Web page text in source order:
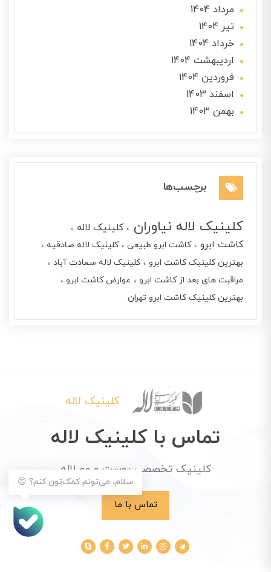
مرداد 1404
تير 1404
خرداد 1404
ارديبهشت 1404
فروردین 1404
اسفند 1403
بهمن 1403
برچسب‌ها
کلینیک لاله نیاوران
کلینیک لاله
کاشت ابرو
کاشت ابرو طبیعی
کلینیک لاله صادقیه
بهترین کلینیک کاشت ابرو
کلینیک لاله سعادت آباد
مراقبت های بعد از کاشت ابرو
عوارض کاشت ابرو
بهترین کلینیک کاشت ابرو تهران
سلام، می‌تونم کمک‌تون کنم؟ 😊
کلینیک لاله
تماس با کلینیک لاله
کلینیک تخصصی پوست و مو لاله
تماس با ما